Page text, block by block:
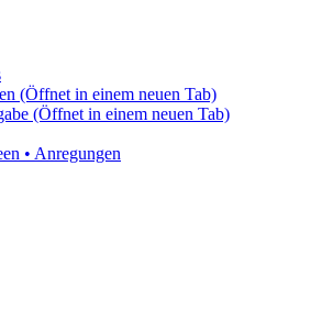
(Öffnet in einem neuen Tab)
(Öffnet in einem neuen Tab)
• Anregungen